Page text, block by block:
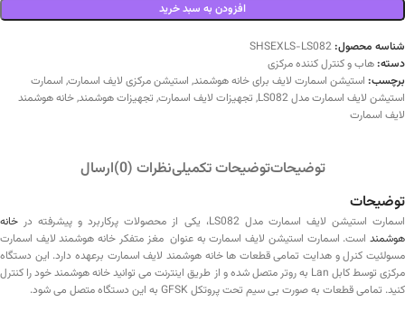
افزودن به سبد خرید
شناسه محصول:SHSEXLS-LS082
دسته:هاب و کنترل کننده مرکزی
برچسب: استیشن اسمارت لایف برای خانه هوشمند, استیشن مرکزی لایف اسمارت, اسمارت
استیشن لایف اسمارت مدل LS082
, تجهیزات لایف اسمارت, تجهیزات هوشمند,خانه هوشمند
لایف اسمارت
توضیحاتتوضیحات تکمیلینظرات (0)
ارسال
توضیحات
اسمارت استیشن لایف اسمارت مدل LS082، یکی از محصولات پرکاربرد و پیشرفته در
خانه
هوشمند است. اسمارت استیشن لایف اسمارت به عنوان مغز متفکر خانه هوشمند لایف اسمارت
مسولئیت کنرل و هدایت تمامی قطعات ها خانه هوشمند لایف اسمارت برعهده دارد. این دستگاه
مرکزی توسط کابل Lan به روتر متصل شده و از طریق اینترنت می توانید خانه هوشمند خود را کنترل
کنید. تمامی قطعات به صورت بی سیم تحت پروتکل GFSK به این دستگاه متصل می شود.